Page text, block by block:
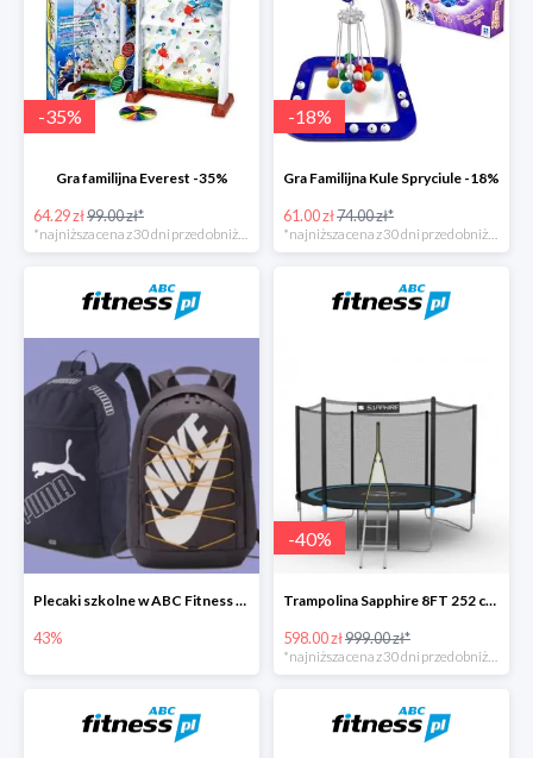
-35%
Gra familijna Everest -35%
64.29 zł99.00 zł*
*najniższa cena z 30 dni przed obniżką
-18%
Gra Familijna Kule Spryciule -18%
61.00 zł74.00 zł*
*najniższa cena z 30 dni przed obniżką
Plecaki szkolne w ABC Fitness -43%
43%
-40%
Trampolina Sapphire 8FT 252 cm + drabinka GRATISY
598.00 zł999.00 zł*